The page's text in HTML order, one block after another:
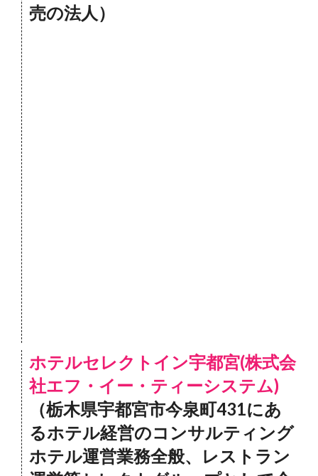
売の法人）
ホテルセレクトイン宇都宮(株式会
社エフ・イー・ティーシステム)
（栃木県宇都宮市今泉町431にあ
るホテル経営のコンサルティング
ホテル運営業務全般、レストラン